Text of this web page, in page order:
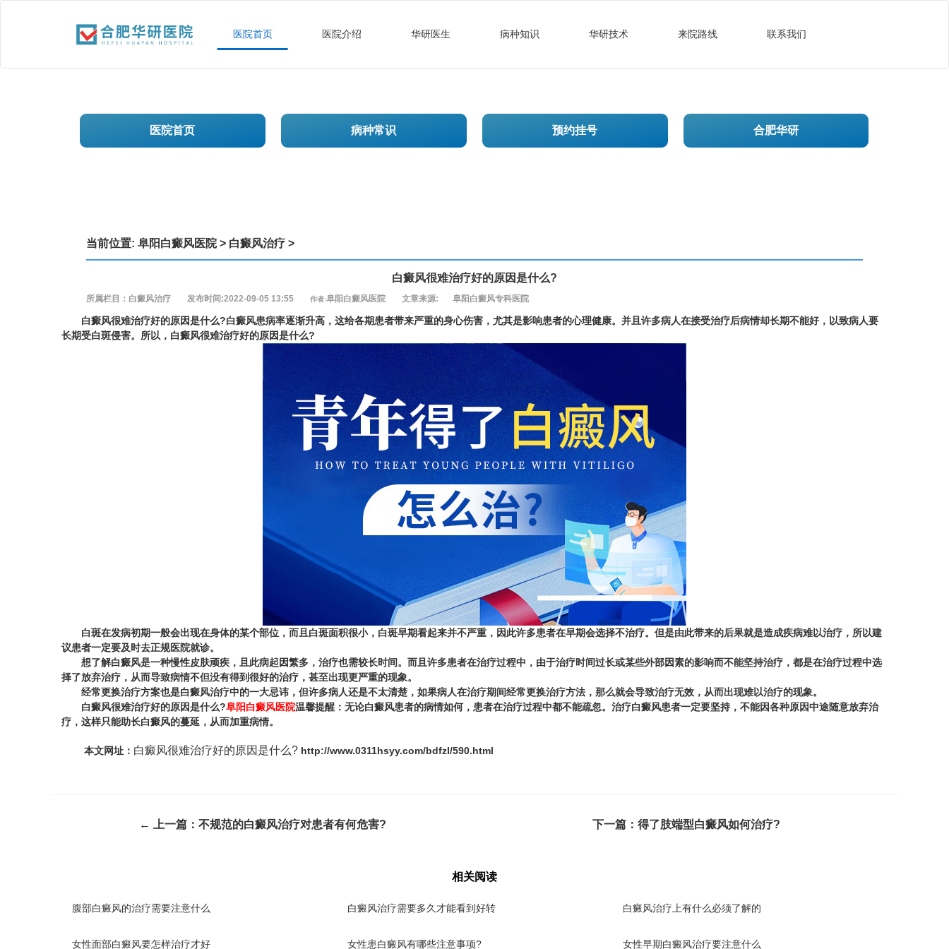
医院首页 医院介绍 华研医生 病种知识 华研技术 来院路线 联系我们
医院首页 病种常识 预约挂号 合肥华研
当前位置:阜阳白癜风医院> 白癜风治疗 >
白癜风很难治疗好的原因是什么?
所属栏目：白癜风治疗 发布时间:2022-09-05 13:55 作者:阜阳白癜风医院 文章来源: 阜阳白癜风专科医院
白癜风很难治疗好的原因是什么?白癜风患病率逐渐升高，这给各期患者带来严重的身心伤害，尤其是影响患者的心理健康。并且许多病人在接受治疗后病情却长期不能好，以致病人要
长期受白斑侵害。所以，白癜风很难治疗好的原因是什么?
白斑在发病初期一般会出现在身体的某个部位，而且白斑面积很小，白斑早期看起来并不严重，因此许多患者在早期会选择不治疗。但是由此带来的后果就是造成疾病难以治疗，所以建
议患者一定要及时去正规医院就诊。
想了解白癜风是一种慢性皮肤顽疾，且此病起因繁多，治疗也需较长时间。而且许多患者在治疗过程中，由于治疗时间过长或某些外部因素的影响而不能坚持治疗，都是在治疗过程中选
择了放弃治疗，从而导致病情不但没有得到很好的治疗，甚至出现更严重的现象。
经常更换治疗方案也是白癜风治疗中的一大忌讳，但许多病人还是不太清楚，如果病人在治疗期间经常更换治疗方法，那么就会导致治疗无效，从而出现难以治疗的现象。
白癜风很难治疗好的原因是什么?阜阳白癜风医院温馨提醒：无论白癜风患者的病情如何，患者在治疗过程中都不能疏忽。治疗白癜风患者一定要坚持，不能因各种原因中途随意放弃治
疗，这样只能助长白癜风的蔓延，从而加重病情。
本文网址： 白癜风很难治疗好的原因是什么? http://www.0311hsyy.com/bdfzl/590.html
← 上一篇： 不规范的白癜风治疗对患者有何危害? 下一篇： 得了肢端型白癜风如何治疗?
相关阅读
腹部白癜风的治疗需要注意什么 白癜风治疗需要多久才能看到好转 白癜风治疗上有什么必须了解的
女性面部白癜风要怎样治疗才好 女性患白癜风有哪些注意事项? 女性早期白癜风治疗要注意什么